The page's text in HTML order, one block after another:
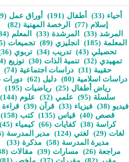
أحياء (33) أطفال (191) أوراق عمل (39)
إسلام (77) الرخصة المهنية (82)
المرشد (33) المرشدة (33) المعلم (184)
المعلمة (185) انجليزي (89) تجميعات (125)
تحصيلي (43) تدريب (34) تربوي (36)
تمهيدي (32) تنمية الذات (30) توزيع (64)
حقيبة (31) دراسات اجتماعية (74)
دراسات اسلامية (80) دليل (62) دورات
رياض أطفال (25) رياضيات (195)
سلسلة (95) علمي (32) علوم (144)
فيديو (38) فيزياء (33) قرآن (39) قراءة
قصص (40) قياس (135) كتب (158)
كراسة (38) كفايات (66) كيمياء (45)
لغات (29) لغتي (124) مدير المدرسة (56)
مديرة المدرسة (58) مذكرة (33)
مراجعة (26) مسارات (39) مقالات (38)